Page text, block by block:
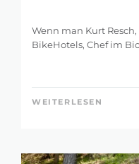
Wenn man Kurt
BikeHotels, Chef im
WEITERLESEN